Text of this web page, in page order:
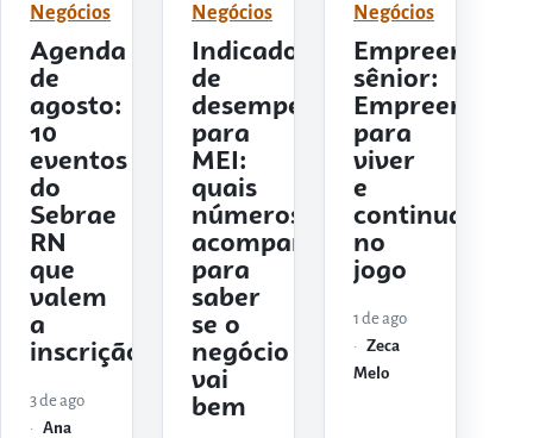
Negócios
Agenda
de
agosto:
10
eventos
do
Sebrae
RN
que
valem
a
inscrição
3 de ago
Ana
Negócios
Indicadores
de
desempenho
para
MEI:
quais
números
acompanhar
para
saber
se o
negócio
vai
bem
Negócios
sênior:
Empreender
para
viver
e
continuar
no
jogo
1 de ago
Zeca
Melo